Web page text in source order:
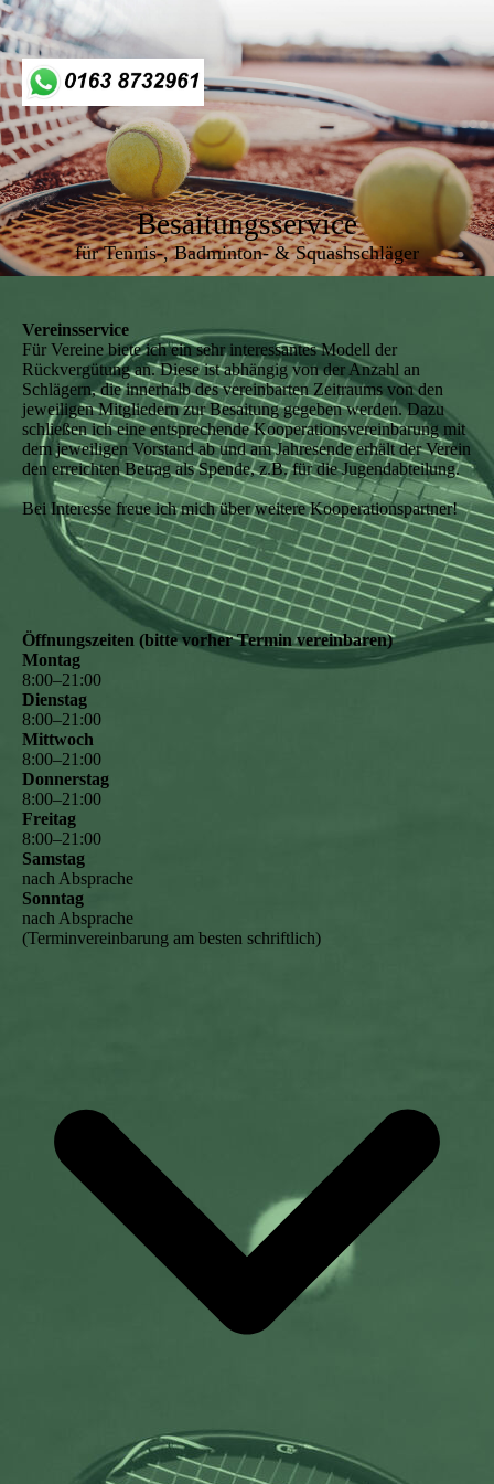
Besaitungsservice
für Tennis-, Badminton- & Squashschläger
Vereinsservice
Für Vereine biete ich ein sehr interessantes Modell der
Rückvergütung an. Diese ist abhängig von der Anzahl an
Schlägern, die innerhalb des vereinbarten Zeitraums von den
jeweiligen Mitgliedern zur Besaitung gegeben werden. Dazu
schließen ich eine entsprechende Kooperationsvereinbarung mit
dem jeweiligen Vorstand ab und am Jahresende erhält der Verein
den erreichten Betrag als Spende, z.B. für die Jugendabteilung.
Bei Interesse freue ich mich über weitere Kooperationspartner!
Öffnungszeiten (bitte vorher Termin vereinbaren)
Montag
8:00–21 :00
Dienstag
8:00–21 :00
Mittwoch
8:00–21 :00
Donnerstag
8:00–21 :00
Freitag
8:00–21 :00
Samstag
nach Absprache
Sonntag
nach Absprache
(Terminvereinbarung am besten schriftlich)